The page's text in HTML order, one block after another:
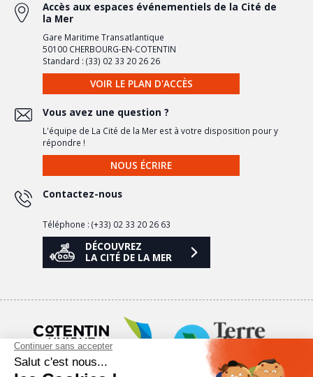
Accès aux espaces événementiels de la Cité de
la Mer
Gare Maritime Transatlantique
50100 CHERBOURG-EN-COTENTIN
Standard : (33) 02 33 20 26 26
VOIR LE PLAN D'ACCÈS
Vous avez une question ?
L'équipe de La Cité de la Mer est à votre disposition pour y
répondre !
NOUS ÉCRIRE
Contactez-nous
Téléphone : (+33) 02 33 20 26 63
DÉCOUVREZ
LA CITÉ DE LA MER